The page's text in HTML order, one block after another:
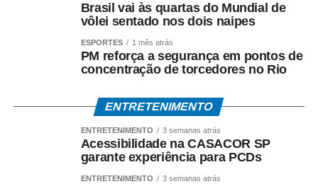
Brasil vai às quartas do Mundial de
vôlei sentado nos dois naipes
ESPORTES 1 mês atrás
PM reforça a segurança em pontos de
concentração de torcedores no Rio
ENTRETENIMENTO
ENTRETENIMENTO 3 semanas atrás
Acessibilidade na CASACOR SP
garante experiência para PCDs
ENTRETENIMENTO 3 semanas atrás